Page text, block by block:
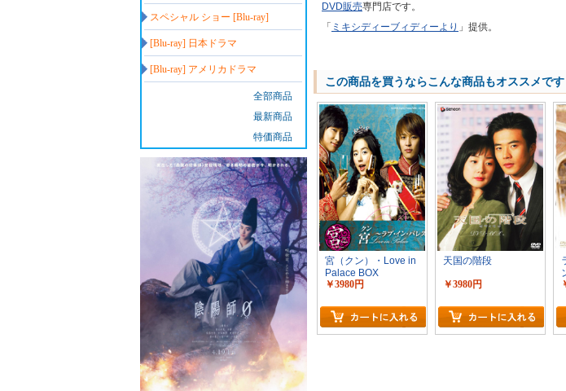
スペシャル ショー [Blu-ray]
[Blu-ray] 日本ドラマ
[Blu-ray] アメリカドラマ
全部商品
最新商品
特価商品
DVD販売専門店です。
「 ミキシディーブィディーより 」提供。
この商品を買うならこんな商品もオススメです
宮（クン）・Love in
Palace BOX
￥3980円
天国の階段
￥3980円